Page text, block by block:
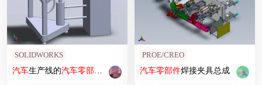
SOLIDWORKS
汽车生产线的汽车零部件 集放设备
PROE/CREO
汽车零部件焊接夹具总成